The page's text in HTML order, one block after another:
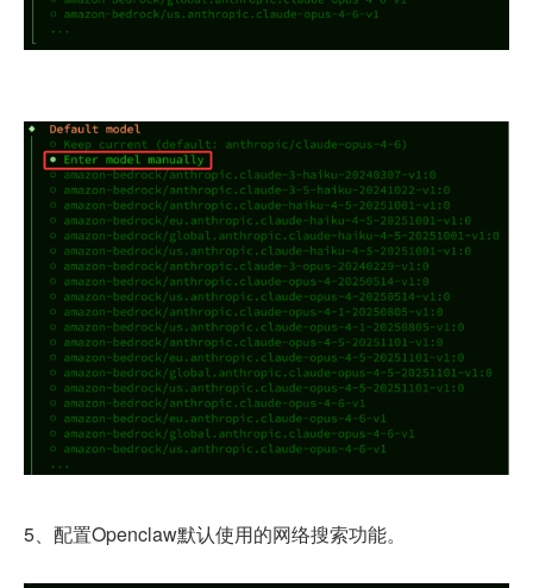
5、配置Openclaw默认使用的网络搜索功能。